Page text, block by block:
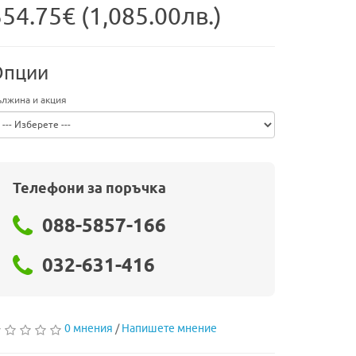
(1,085.00лв.)
и акция
Телефони за поръчка
088-5857-166
032-631-416
0 мнения /Напишете мнение